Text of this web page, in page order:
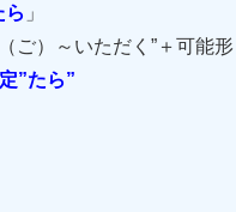
ら 」
ご）～いただく”＋可能
”たら”